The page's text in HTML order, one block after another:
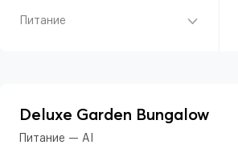
Питание
Deluxe Garden Bungalow
Питание — AI